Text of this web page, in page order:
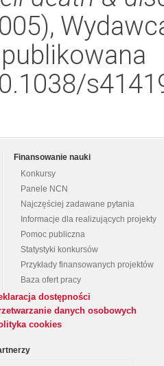
Finansowanie nauki
Konkursy
Panele NCN
Najczęściej zadawane pytania
Informacje dla realizujących projekty
Pomoc publiczna
Statystyki konkursów
Przykłady finansowanych projektów
Baza ofert pracy
dostępności
danych osobowych
cookies